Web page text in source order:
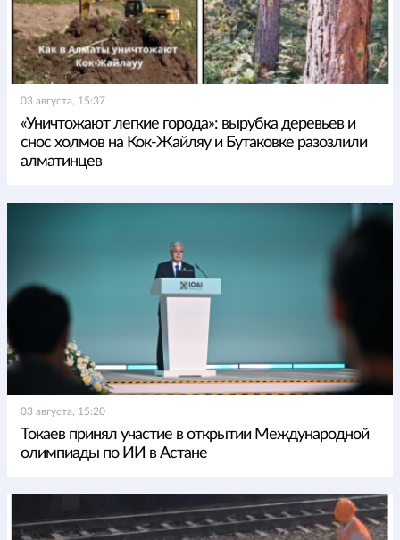
03 августа, 15:37
«Уничтожают легкие города»: вырубка деревьев и
снос холмов на Кок-Жайляу и Бутаковке разозлили
алматинцев
03 августа, 15:20
Токаев принял участие в открытии Международной
олимпиады по ИИ в Астане